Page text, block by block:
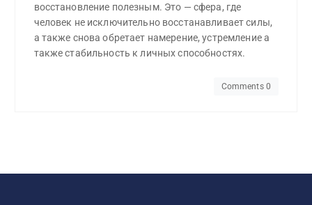
восстановление полезным. Это — сфера, где
человек не исключительно восстанавливает силы,
а также снова обретает намерение, устремление а
также стабильность к личных способностях.
Comments 0